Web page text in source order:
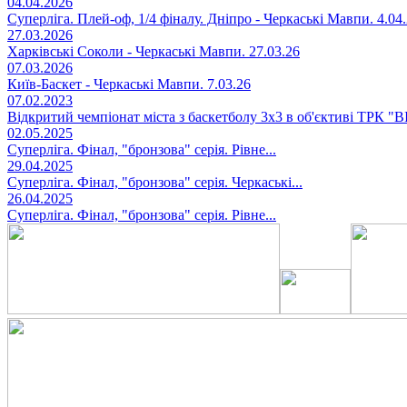
Суперліга. Плей-оф, 1/4 фіналу. Дніпро - Черкаські Мавпи.
27.03.2026
Харківські Соколи - Черкаські Мавпи. 27.03.26
07.03.2026
Київ-Баскет - Черкаські Мавпи. 7.03.26
07.02.2023
Відкритий чемпіонат міста з баскетболу 3х3 в об'єктиві ТРК
02.05.2025
Суперліга. Фінал, "бронзова" серія. Рівне...
29.04.2025
Суперліга. Фінал, "бронзова" серія. Черкаські...
26.04.2025
Суперліга. Фінал, "бронзова" серія. Рівне...